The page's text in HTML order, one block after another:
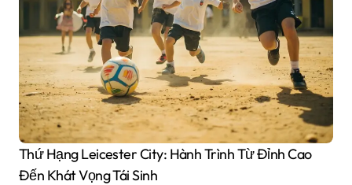
Thứ Hạng Leicester City: Hành Trình Từ Đỉnh Cao
Đến Khát Vọng Tái Sinh